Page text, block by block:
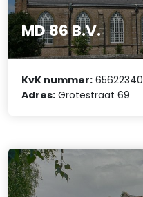
MD 86 B.V.
KvK nummer: 65622340
Adres: Grotestraat 69